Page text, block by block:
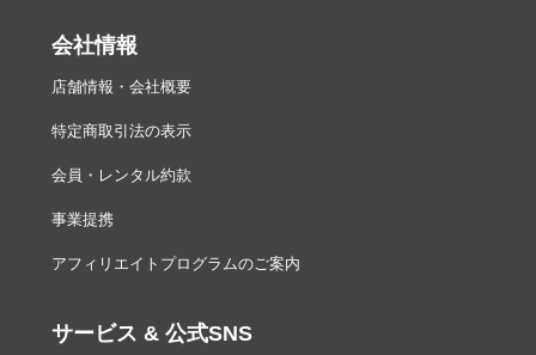
会社情報
店舗情報・会社概要
特定商取引法の表示
会員・レンタル約款
事業提携
アフィリエイトプログラムのご案内
サービス & 公式SNS